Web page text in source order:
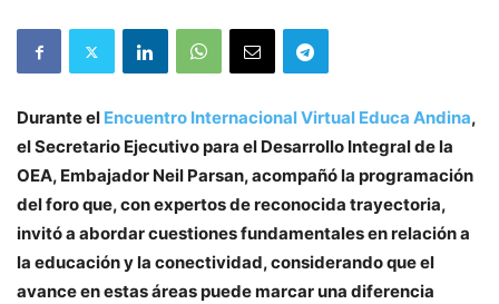
Durante el Encuentro Internacional Virtual Educa Andina,
el Secretario Ejecutivo para el Desarrollo Integral de la
OEA, Embajador Neil Parsan, acompañó la programación
del foro que, con expertos de reconocida trayectoria,
invitó a abordar cuestiones fundamentales en relación a
la educación y la conectividad, considerando que el
avance en estas áreas puede marcar una diferencia